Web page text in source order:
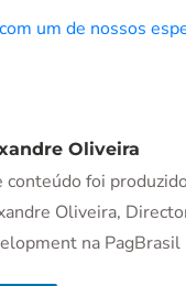
um de nossos
Oliveira
conteúdo foi
Oliveira,
na PagBrasil